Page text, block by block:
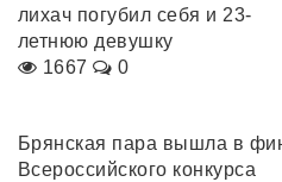
лихач погубил себя и 23-
летнюю девушку
1667
0
Брянская пара вышла в
Всероссийского конкурса